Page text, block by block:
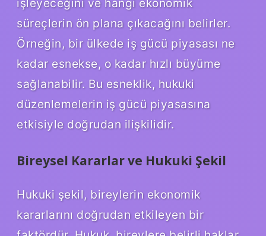
süreçlerin ön plana çıkacağını belirler.
Örneğin, bir ülkede iş gücü piyasası ne
kadar esnekse, o kadar hızlı büyüme
sağlanabilir. Bu esneklik, hukuki
düzenlemelerin iş gücü piyasasına
etkisiyle doğrudan ilişkilidir.
Bireysel Kararlar ve Hukuki Şekil
Hukuki şekil, bireylerin ekonomik
kararlarını doğrudan etkileyen bir